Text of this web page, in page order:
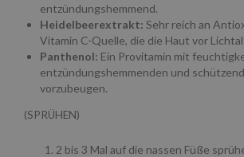
entzündungshemmend.
Heidelbeerextrakt: Sehr reich an
Vitamin C-Quelle, die die Haut vor
Panthenol: Ein Provitamin mit
entzündungshemmenden und
vorzubeugen.
(SPRÜHEN)
2 bis 3 Mal auf die nassen Füße